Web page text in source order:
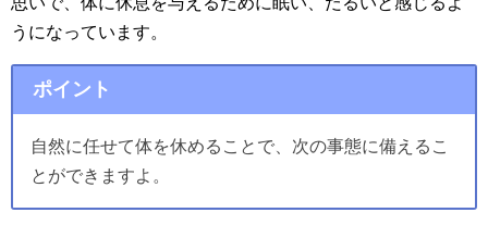
うになっています。
ポイント
自然に任せて体を休めることで、次の事態に備えるこ
とができますよ。